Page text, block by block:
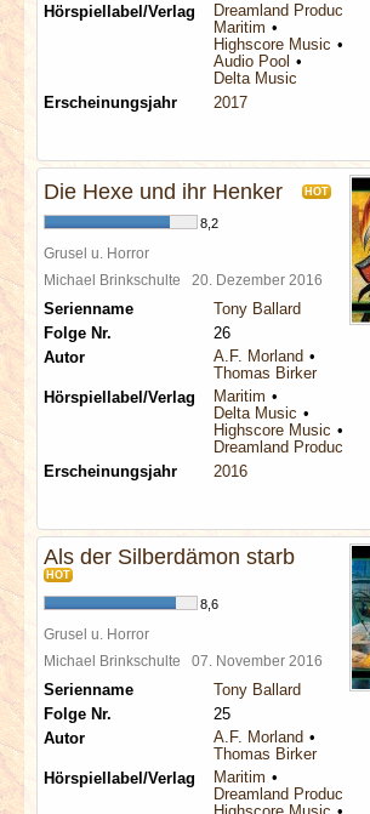
Hörspiellabel/Verlag
Dreamland Productions
Maritim
Highscore Music
Audio Pool
Delta Music
Erscheinungsjahr
2017
Die Hexe und ihr Henker HOT
8,2
Grusel u. Horror
Michael Brinkschulte 20. Dezember 2016
Serienname
Tony Ballard
Folge Nr.
26
Autor
A.F. Morland
Thomas Birker
Hörspiellabel/Verlag
Maritim
Delta Music
Highscore Music
Dreamland Productions
Erscheinungsjahr
2016
Als der Silberdämon starb
HOT
8,6
Grusel u. Horror
Michael Brinkschulte 07. November 2016
Serienname
Tony Ballard
Folge Nr.
25
Autor
A.F. Morland
Thomas Birker
Hörspiellabel/Verlag
Maritim
Dreamland Productions